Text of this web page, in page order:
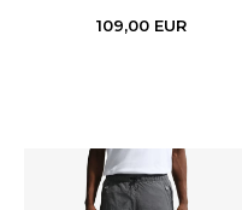
109,00 EUR